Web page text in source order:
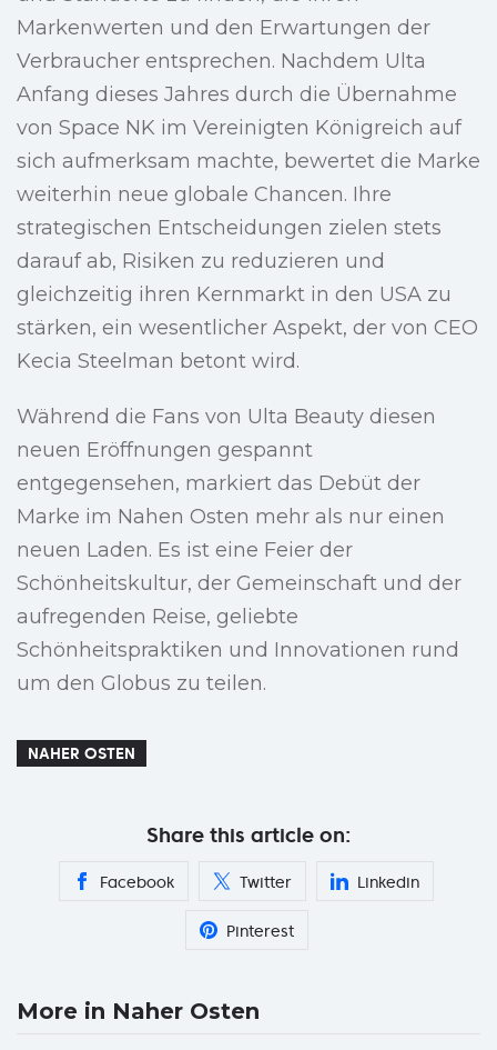
Markenwerten und den Erwartungen der
Verbraucher entsprechen. Nachdem Ulta
Anfang dieses Jahres durch die Übernahme
von Space NK im Vereinigten Königreich auf
sich aufmerksam machte, bewertet die Marke
weiterhin neue globale Chancen. Ihre
strategischen Entscheidungen zielen stets
darauf ab, Risiken zu reduzieren und
gleichzeitig ihren Kernmarkt in den USA zu
stärken, ein wesentlicher Aspekt, der von CEO
Kecia Steelman betont wird.
Während die Fans von Ulta Beauty diesen
neuen Eröffnungen gespannt
entgegensehen, markiert das Debüt der
Marke im Nahen Osten mehr als nur einen
neuen Laden. Es ist eine Feier der
Schönheitskultur, der Gemeinschaft und der
aufregenden Reise, geliebte
Schönheitspraktiken und Innovationen rund
um den Globus zu teilen.
NAHER OSTEN
Share this article on:
Facebook Twitter Linkedin
Pinterest
More in Naher Osten